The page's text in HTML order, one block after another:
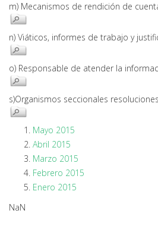
m) Mecanismos de rendición de
n) Viáticos, informes de trabajo y
o) Responsable de atender la
s)Organismos seccionales
Mayo 2015
Abril 2015
Marzo 2015
Febrero 2015
Enero 2015
NaN